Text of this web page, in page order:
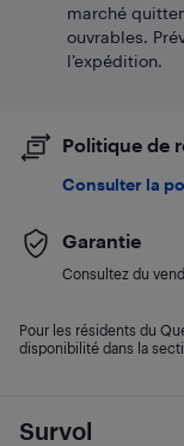
Survol
marché
ouvrables.
l’expédition.
Politique de
Consulter la
Garantie
Consultez du
Pour les résidents du
disponibilité dans la